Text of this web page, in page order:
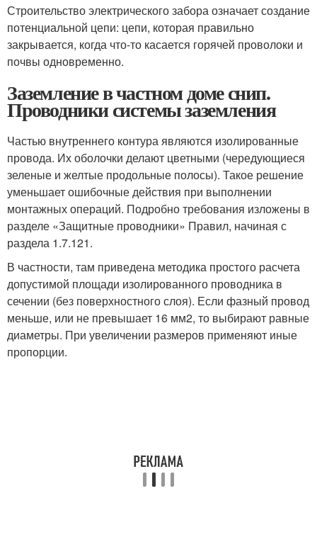
Строительство электрического забора означает создание
потенциальной цепи: цепи, которая правильно
закрывается, когда что-то касается горячей проволоки и
почвы одновременно.
Заземление в частном доме снип.
Проводники системы заземления
Частью внутреннего контура являются изолированные
провода. Их оболочки делают цветными (чередующиеся
зеленые и желтые продольные полосы). Такое решение
уменьшает ошибочные действия при выполнении
монтажных операций. Подробно требования изложены в
разделе «Защитные проводники» Правил, начиная с
раздела 1.7.121.
В частности, там приведена методика простого расчета
допустимой площади изолированного проводника в
сечении (без поверхностного слоя). Если фазный провод
меньше, или не превышает 16 мм2, то выбирают равные
диаметры. При увеличении размеров применяют иные
пропорции.